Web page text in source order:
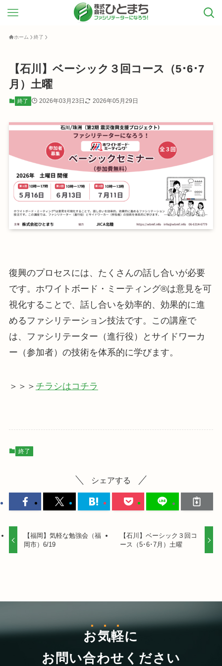
ホーム 終了
【石川】ベーシック３回コース（5･6･7
月）土曜
終了 2026年03月23日 2026年05月29日
復興のプロセスには、たくさんの話し合いが必要
です。ホワイトボード・ミーティング®︎は意見を可
視化することで、話し合いを効率的、効果的に進
めるファシリテーション技法です。この講座で
は、ファシリテーター（進行役）とサイドワーカ
ー（参加者）の技術を体系的に学びます。
＞＞＞ チラシはコチラ
終了
シェアする
【福岡】気軽な勉強会（福
岡市）6/19
【石川】ベーシック３回コ
ース（5･6･7月）土曜
お気軽に
お問い合わせください